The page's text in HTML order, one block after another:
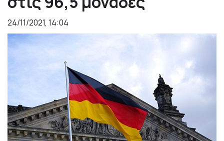
24/11/2021, 14:04